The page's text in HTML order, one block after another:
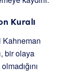
Kuralı
bir olaya